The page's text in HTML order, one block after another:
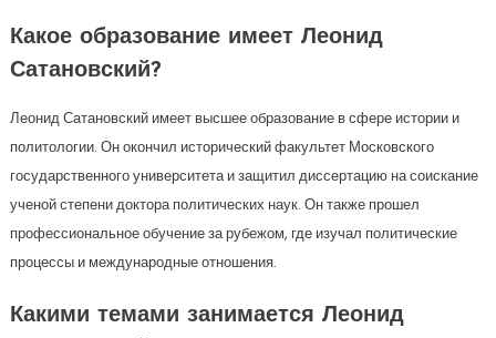
Какое образование имеет Леонид
Сатановский?
Леонид Сатановский имеет высшее образование в сфере истории и
политологии. Он окончил исторический факультет Московского
государственного университета и защитил диссертацию на соискание
ученой степени доктора политических наук. Он также прошел
профессиональное обучение за рубежом, где изучал политические
процессы и международные отношения.
Какими темами занимается Леонид